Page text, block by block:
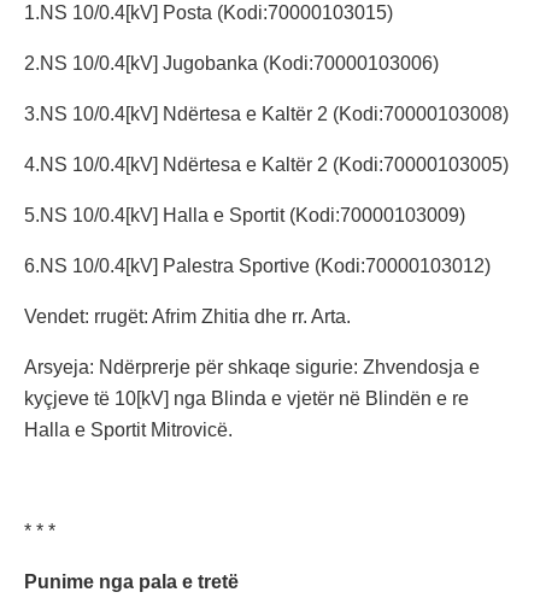
1.NS 10/0.4[kV] Posta (Kodi:70000103015)
2.NS 10/0.4[kV] Jugobanka (Kodi:70000103006)
3.NS 10/0.4[kV] Ndërtesa e Kaltër 2 (Kodi:70000103008)
4.NS 10/0.4[kV] Ndërtesa e Kaltër 2 (Kodi:70000103005)
5.NS 10/0.4[kV] Halla e Sportit (Kodi:70000103009)
6.NS 10/0.4[kV] Palestra Sportive (Kodi:70000103012)
Vendet: rrugët: Afrim Zhitia dhe rr. Arta.
Arsyeja: Ndërprerje për shkaqe sigurie: Zhvendosja e
kyçjeve të 10[kV] nga Blinda e vjetër në Blindën e re
Halla e Sportit Mitrovicë.
* * *
Punime nga pala e tretë